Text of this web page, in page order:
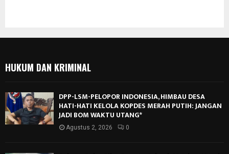
HUKUM DAN KRIMINAL
DPP-LSM-PELOPOR INDONESIA, HIMBAU DESA
HATI-HATI KELOLA KOPDES MERAH PUTIH: JANGAN
JADI BOM WAKTU UTANG*
Agustus 2, 2026 0